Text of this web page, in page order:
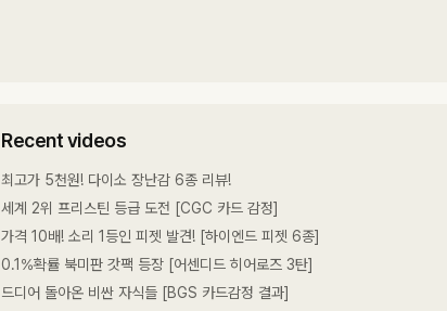
Recent videos
최고가 5천원! 다이소 장난감 6종 리뷰!
세계 2위 프리스틴 등급 도전 [CGC 카드 감정]
가격 10배! 소리 1등인 피젯 발견! [하이엔드 피젯 6종]
0.1%확률 북미판 갓팩 등장 [어센디드 히어로즈 3탄]
드디어 돌아온 비싼 자식들 [BGS 카드감정 결과]